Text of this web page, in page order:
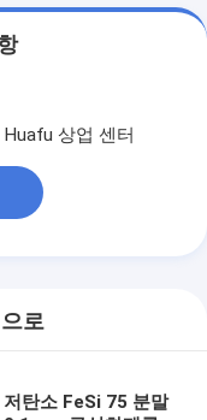
상업 센터
로
저탄소 FeSi 75 분말